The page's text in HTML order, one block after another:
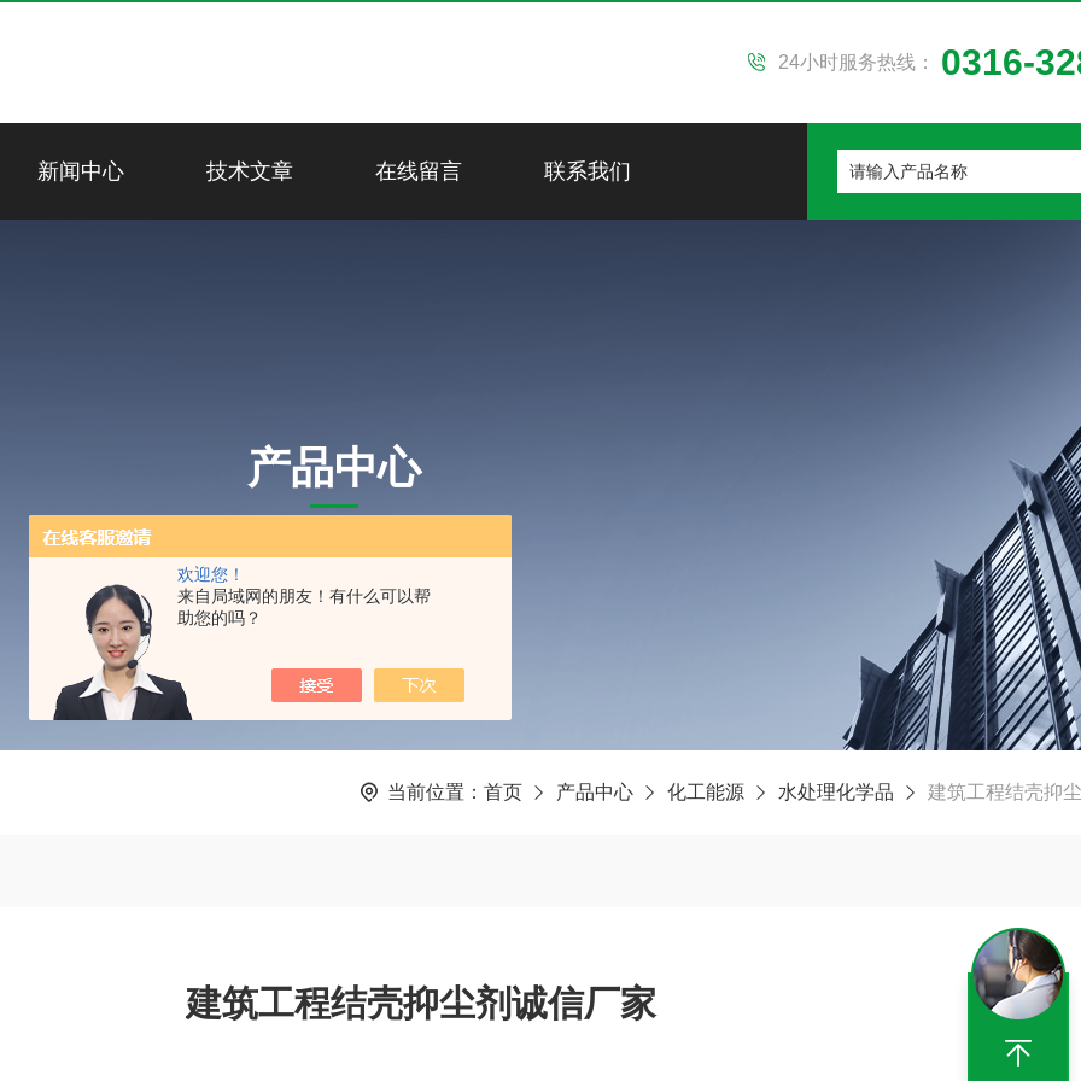
欢迎您！
来自局域网的朋友！有什么可以帮
助您的吗？
24小时服务热线： 0316-
新闻中心 技术文章 在线留言 联系我们
产品中心
当前位置： 首页 产品中心 化工能源 水处理化学品 建筑工程结壳抑
建筑工程结壳抑尘剂诚信厂家